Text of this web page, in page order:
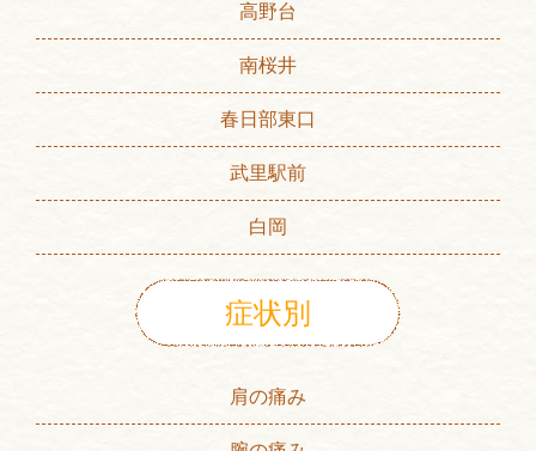
高野台
南桜井
春日部東口
武里駅前
白岡
症状別
肩の痛み